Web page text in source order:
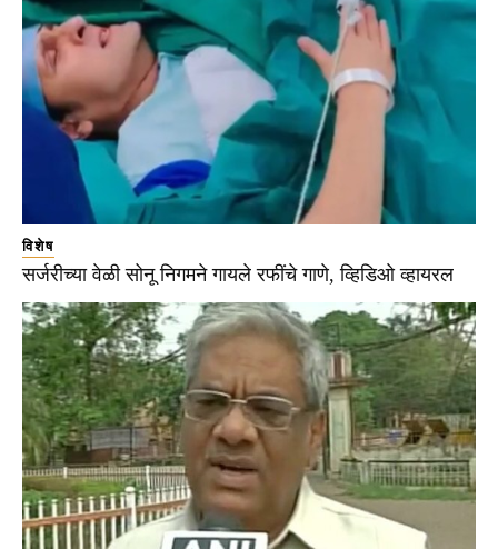
विशेष
सर्जरीच्या वेळी सोनू निगमने गायले रफींचे गाणे, व्हिडिओ व्हायरल